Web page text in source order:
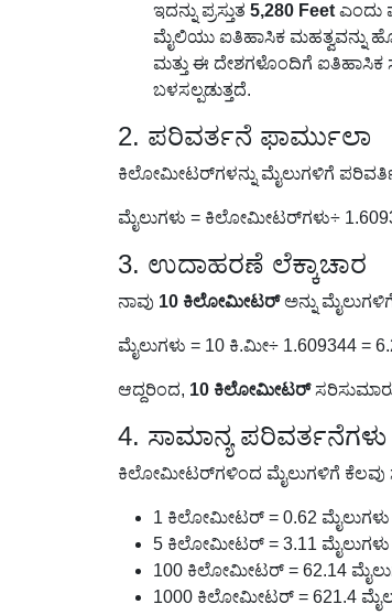
ಇದನ್ನು ಪ್ರಸ್ತುತ 5,280 Feet ಎಂದು
ಮೈಲಿಯು ಐತಿಹಾಸಿಕ ಮಹತ್ವವನ್ನು
ಮತ್ತು ಈ ದೇಶಗಳೊಂದಿಗೆ ಐತಿಹಾಸಿಕ
ಬಳಸಲ್ಪಡುತ್ತದೆ.
2. ಪರಿವರ್ತನೆ ಫಾರ್ಮುಲಾ
ಕಿಲೋಮೀಟರ್‌ಗಳನ್ನು ಮೈಲುಗಳಿಗೆ
ಮೈಲುಗಳು = ಕಿಲೋಮೀಟರ್‌ಗಳು÷
3. ಉದಾಹರಣೆ ಲೆಕ್ಕಾಚಾರ
ನಾವು 10 ಕಿಲೋಮೀಟರ್ಅನ್ನು
ಮೈಲುಗಳು = 10 ಕಿ.ಮೀ÷ 1.609344 =
ಆದ್ದರಿಂದ, 10 ಕಿಲೋಮೀಟರ್
4. ಸಾಮಾನ್ಯ ಪರಿವರ್ತನೆಗಳು
ಕಿಲೋಮೀಟರ್‌ಗಳಿಂದ ಮೈಲುಗಳಿಗೆ ಕೆಲವು
1 ಕಿಲೋಮೀಟರ್ = 0.62 ಮೈಲುಗಳು
5 ಕಿಲೋಮೀಟರ್ = 3.11 ಮೈಲುಗಳು
100 ಕಿಲೋಮೀಟರ್ = 62.14
1000 ಕಿಲೋಮೀಟರ್ = 621.4